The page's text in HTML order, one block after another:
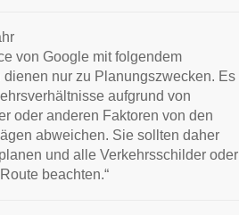
von Google mit folgendem
dienen nur zu Planungszwecken. Es
aufgrund von
oder anderen Faktoren von den
abweichen. Sie sollten daher
und alle Verkehrsschilder oder
beachten.“